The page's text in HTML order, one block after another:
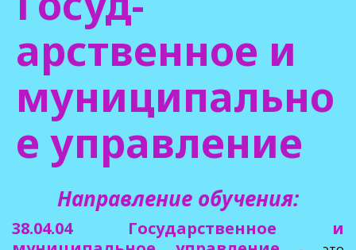
арственное и
муниципально
е управление
Направление обучения:
38.04.04 Государственное и